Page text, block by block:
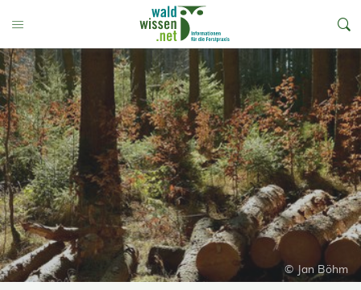
Toggle Menu
© Jan Böhm